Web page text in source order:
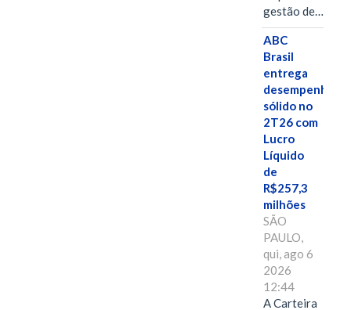
gestão de…
ABC
Brasil
entrega
desempenho
sólido no
2T26 com
Lucro
Líquido
de
R$257,3
milhões
SÃO
PAULO,
qui, ago 6
2026
12:44
A Carteira